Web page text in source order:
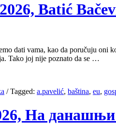
Batić
dati vama, kao da poručuju
Tako joj nije poznato da se …
/Tagged: a.pavelić, baština, eu,
На данашњи